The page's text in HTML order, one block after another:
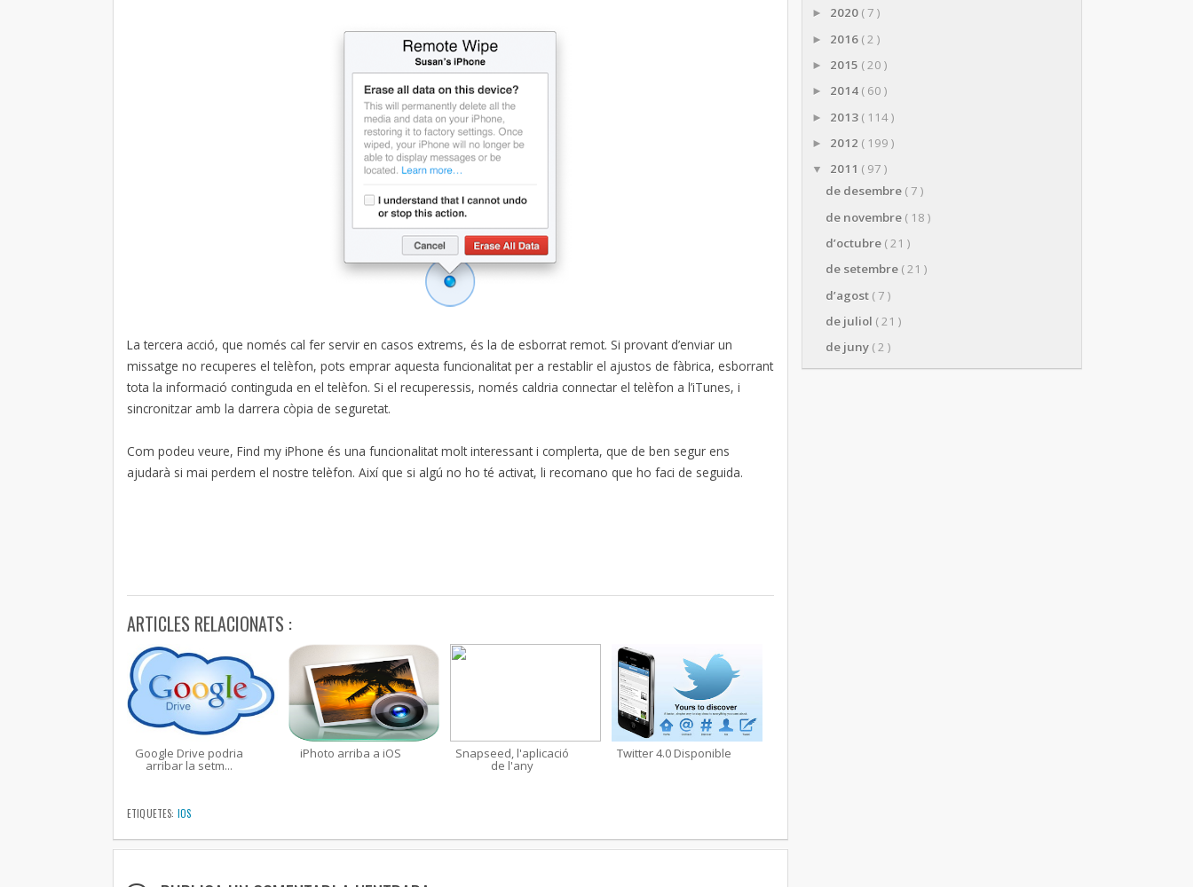
La tercera acció, que només cal fer servir en casos extrems, és la de esborrat remot. Si provant d’enviar un
missatge no recuperes el telèfon, pots emprar aquesta funcionalitat per a restablir el ajustos de fàbrica, esborrant
tota la informació continguda en el telèfon. Si el recuperessis, només caldria connectar el telèfon a l’iTunes, i
sincronitzar amb la darrera còpia de seguretat.
Com podeu veure, Find my iPhone és una funcionalitat molt interessant i complerta, que de ben segur ens
ajudarà si mai perdem el nostre telèfon. Així que si algú no ho té activat, li recomano que ho faci de seguida.
ARTICLES RELACIONATS :
Google Drive podria
arribar la setm...
iPhoto arriba a iOS Snapseed, l'aplicació
de l'any
Twitter 4.0 Disponible
ETIQUETES: IOS
► 2020 ( 7 )
► 2016 ( 2 )
► 2015 ( 20 )
► 2014 ( 60 )
► 2013 ( 114 )
► 2012 ( 199 )
▼ 2011 ( 97 )
de desembre ( 7 )
de novembre ( 18 )
d’octubre ( 21 )
de setembre ( 21 )
d’agost ( 7 )
de juliol ( 21 )
de juny ( 2 )